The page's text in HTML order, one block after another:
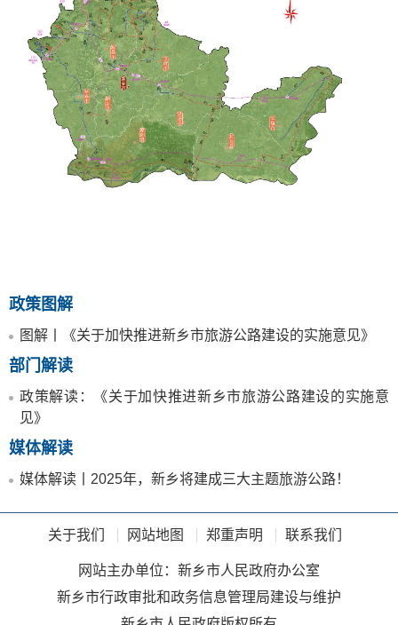
政策图解
图解丨《关于加快推进新乡市旅游公路建设的实施意见》
部门解读
政策解读：《关于加快推进新乡市旅游公路建设的实施意
见》
媒体解读
媒体解读丨2025年，新乡将建成三大主题旅游公路！
关于我们 网站地图 郑重声明 联系我们
网站主办单位：新乡市人民政府办公室
新乡市行政审批和政务信息管理局建设与维护